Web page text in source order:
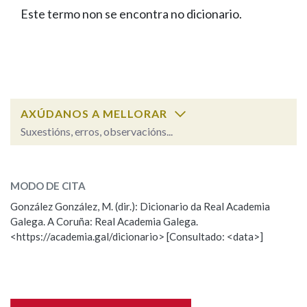
FIGURAS HOMENAXEADAS
PORTAL DAS PALABRAS
Facebook
TwitterYoutubeInstagram
Bluesky
BUSCAR NOS LEMAS
Remata por
BUSCAR NO CONTIDO
Nas definicións
Este termo non se encontra no dicionario.
AXÚDANOS A MELLORAR
Suxestións, erros, observacións...
Observación
Nome
MODO DE CITA
González González, M. (dir.): Dicionario da Real Academia
Galega. A Coruña: Real Academia Galega.
<https://academia.gal/dicionario> [Consultado: <data>]